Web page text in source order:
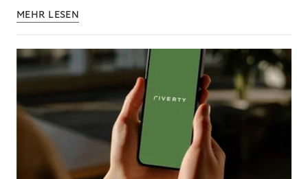
MEHR LESEN